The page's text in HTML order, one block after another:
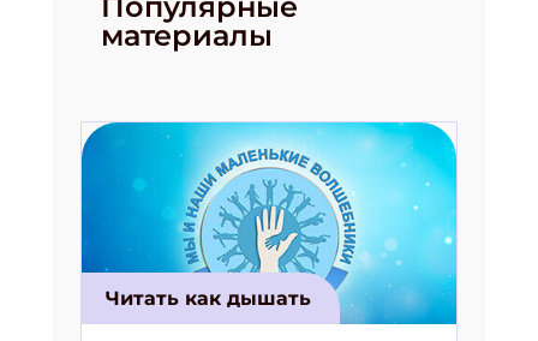
материалы
Читать как дышать